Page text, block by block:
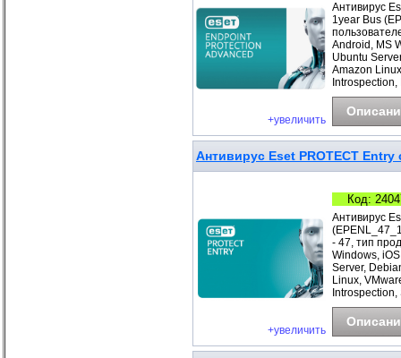
+увеличить
Антивирус
1year Bus
Android, MS
Ubuntu
Amazon
Антивирус Eset PROTECT
+увеличить
Код:
Антивирус
- 47, тип
Windows,
Server,
Linux,